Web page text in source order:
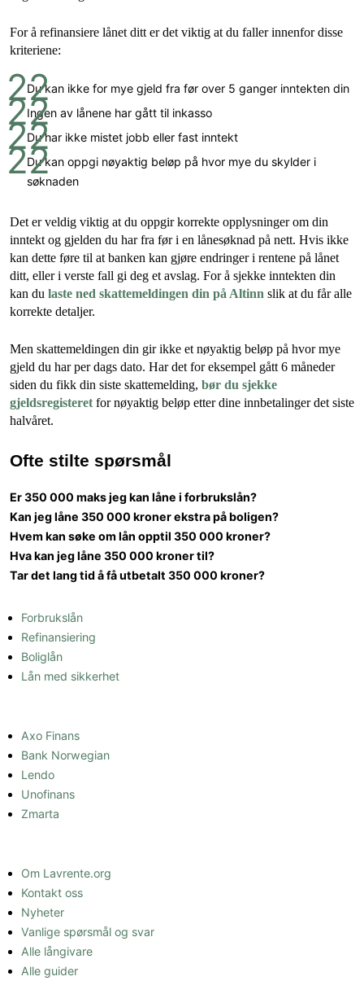
For å refinansiere lånet ditt er det viktig at du faller innenfor disse
kriteriene:
Du kan ikke for mye gjeld fra før over 5 ganger inntekten din
Ingen av lånene har gått til inkasso
Du har ikke mistet jobb eller fast inntekt
Du kan oppgi nøyaktig beløp på hvor mye du skylder i
søknaden
Det er veldig viktig at du oppgir korrekte opplysninger om din
inntekt og gjelden du har fra før i en lånesøknad på nett. Hvis ikke
kan dette føre til at banken kan gjøre endringer i rentene på lånet
ditt, eller i verste fall gi deg et avslag. For å sjekke inntekten din
kan du laste ned skattemeldingen din på Altinn slik at du får alle
korrekte detaljer.
Men skattemeldingen din gir ikke et nøyaktig beløp på hvor mye
gjeld du har per dags dato. Har det for eksempel gått 6 måneder
siden du fikk din siste skattemelding, bør du sjekke
gjeldsregisteret for nøyaktig beløp etter dine innbetalinger det siste
halvåret.
Ofte stilte spørsmål
Er 350 000 maks jeg kan låne i forbrukslån?
Kan jeg låne 350 000 kroner ekstra på boligen?
Hvem kan søke om lån opptil 350 000 kroner?
Hva kan jeg låne 350 000 kroner til?
Tar det lang tid å få utbetalt 350 000 kroner?
Forbrukslån
Refinansiering
Boliglån
Lån med sikkerhet
Axo Finans
Bank Norwegian
Lendo
Unofinans
Zmarta
Om Lavrente.org
Kontakt oss
Nyheter
Vanlige spørsmål og svar
Alle långivare
Alle guider